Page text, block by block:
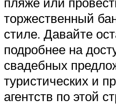
торжественный
стиле. Давайте
подробнее на
свадебных
туристических и
агентств по этой